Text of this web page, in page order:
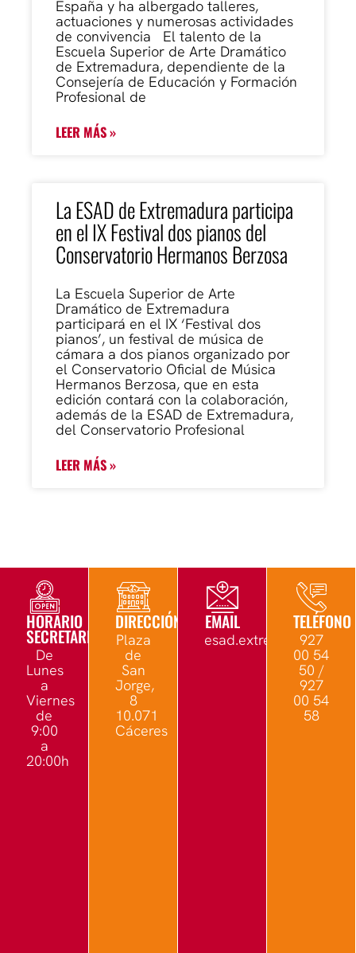
España y ha albergado talleres,
actuaciones y numerosas actividades
de convivencia El talento de la
Escuela Superior de Arte Dramático
de Extremadura, dependiente de la
Consejería de Educación y Formación
Profesional de
LEER MÁS »
La ESAD de Extremadura participa
en el IX Festival dos pianos del
Conservatorio Hermanos Berzosa
La Escuela Superior de Arte
Dramático de Extremadura
participará en el IX ‘Festival dos
pianos’, un festival de música de
cámara a dos pianos organizado por
el Conservatorio Oficial de Música
Hermanos Berzosa, que en esta
edición contará con la colaboración,
además de la ESAD de Extremadura,
del Conservatorio Profesional
LEER MÁS »
HORARIO
SECRETARÍA
De
Lunes
a
Viernes
de
9:00
a
20:00h
DIRECCIÓN
Plaza
de
San
Jorge,
8
10.071
Cáceres
EMAIL TELÉFONO
927
00 54
50 /
927
00 54
58